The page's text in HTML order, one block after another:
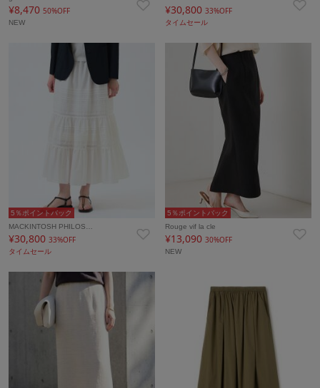
¥8,470 50%OFF
NEW
¥30,80033%OFF
タイムセール
5％ポイントバック
MACKINTOSH PHILOS…
¥30,800 33%OFF
タイムセール
5％ポイントバック
Rouge vif la cle
¥13,09030%OFF
NEW